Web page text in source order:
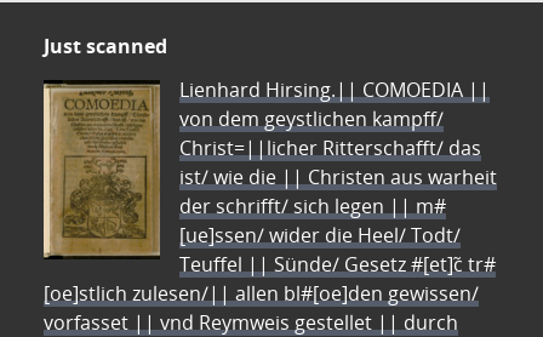
Just scanned
Lienhard Hirsing.|| COMOEDIA ||
von dem geystlichen kampff/
Christ=||licher Ritterschafft/ das
ist/ wie die || Christen aus warheit
der schrifft/ sich legen || m#
[ue]ssen/ wider die Heel/ Todt/
Teuffel || Sünde/ Gesetz #[et]c̃ tr#
[oe]stlich zulesen/|| allen bl#[oe]den gewissen/
vorfasset || vnd Reymweis gestellet || durch